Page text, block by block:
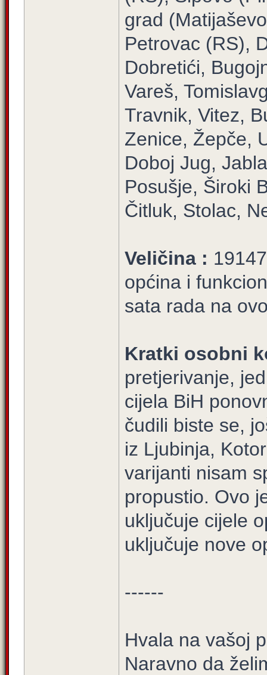
grad
Petrovac (RS),
Dobretići,
Vareš,
Travnik, Vitez,
Zenice, Žepče,
Doboj Jug,
Posušje, Široki
Čitluk, Stolac,
Veličina :
općina i
sata rada na
Kratki osobni
pretjerivanje,
cijela BiH
čudili biste se,
iz Ljubinja,
varijanti nisam
propustio. Ovo
uključuje cijele
uključuje nove
------
Hvala na vašoj
Naravno da